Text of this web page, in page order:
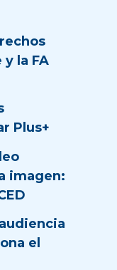
la FA
Plus+
imagen:
el